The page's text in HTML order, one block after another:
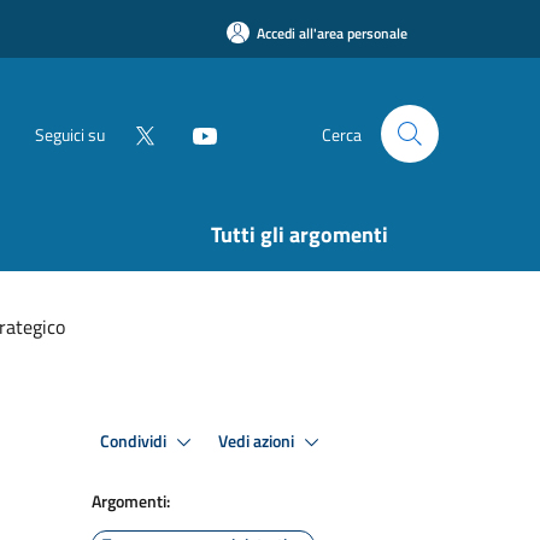
Accedi all'area personale
Seguici su Cerca
Tutti gli argomenti
Condividi Vedi azioni
Argomenti: